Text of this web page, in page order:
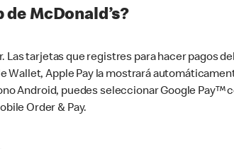
McDonald’s?
tarjetas que registres para hacer pagos
Apple Pay la mostrará
Android, puedes seleccionar Google Pay™
Order & Pay.